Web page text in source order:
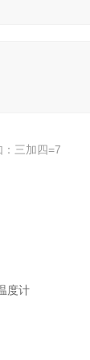
三加四=7
度计